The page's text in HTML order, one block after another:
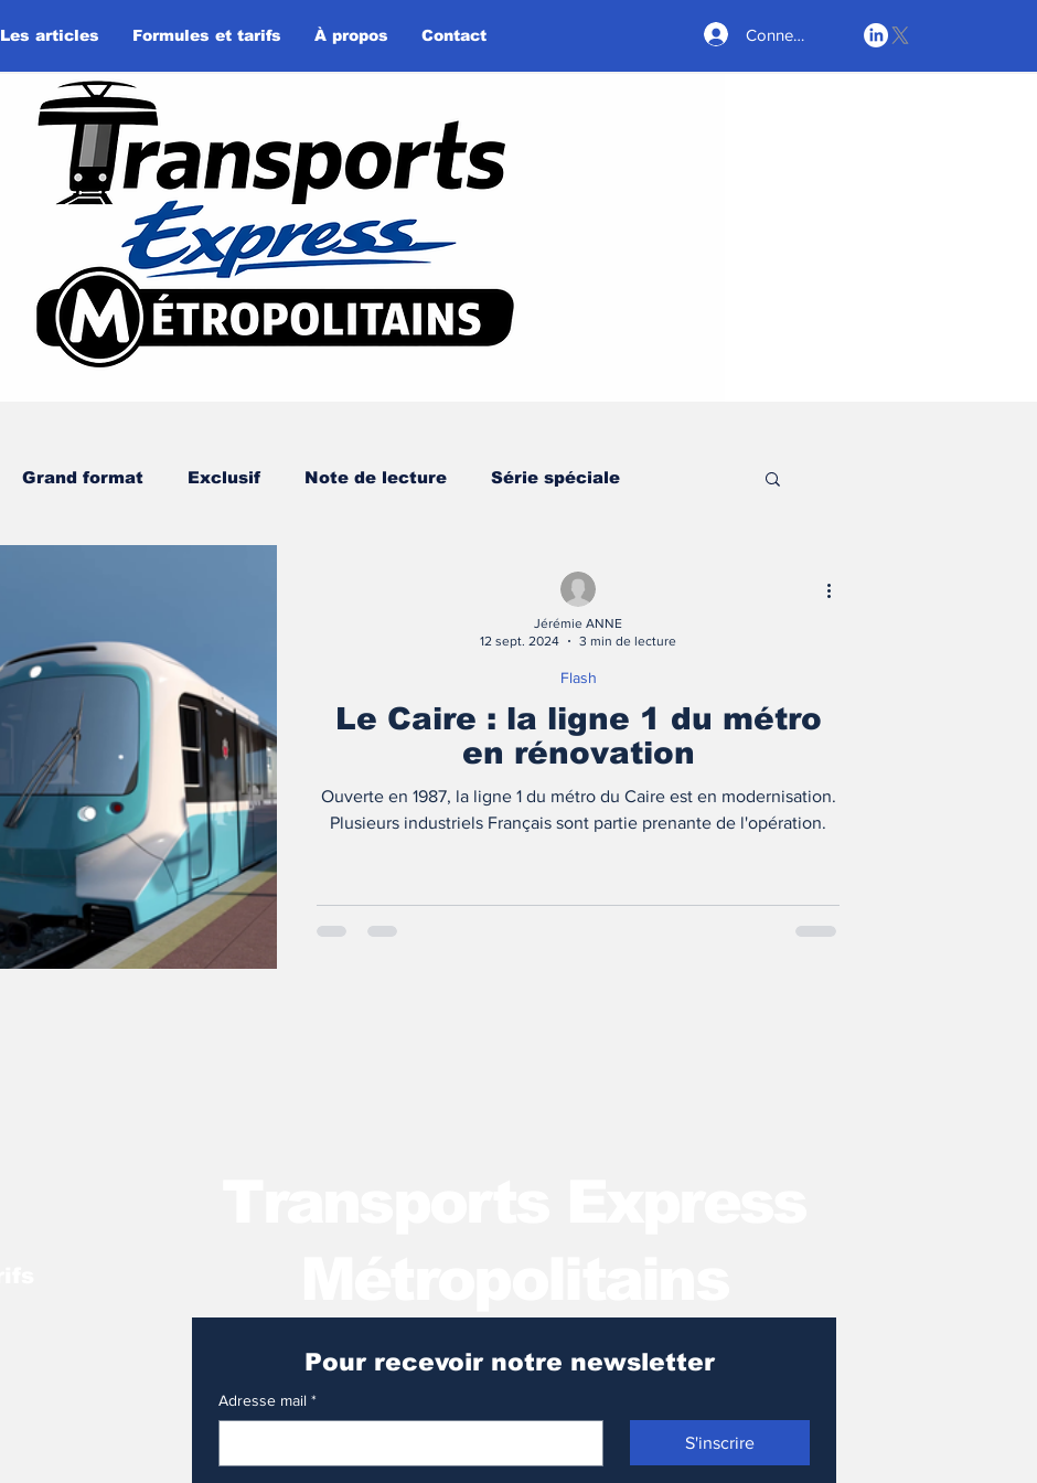
Les articles Formules et tarifs À propos Contact Connexion
Grand format Exclusif Note de lecture Série spéciale
Le Caire : la ligne 1 du métro
en rénovation
Ouverte en 1987, la ligne 1 du métro du Caire est en modernisation.
Plusieurs industriels Français sont partie prenante de l'opération.
Flash
Jérémie ANNE
12 sept. 2024
3 min de lecture
Pour recevoir notre newsletter
Adresse mail *
S'inscrire